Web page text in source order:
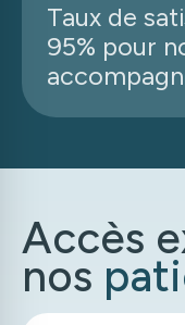
Taux de
95% pour
Accès
nos